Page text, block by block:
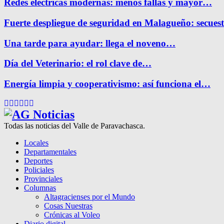
Redes eléctricas modernas: menos fallas y mayor…
Fuerte despliegue de seguridad en Malagueño:
Una tarde para ayudar: llega el noveno…
Día del Veterinario: el rol clave de…
Energía limpia y cooperativismo: así funciona el…
Facebook
Twitter
Instagram
Pinterest
Google
Todas las noticias del Valle de Paravachasca.
Locales
Departamentales
Deportes
Policiales
Provinciales
Columnas
Altagracienses por el Mundo
Cosas Nuestras
Crónicas al Voleo